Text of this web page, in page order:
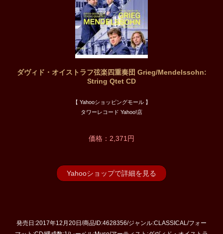
ダヴィド・オイストラフ弦楽四重奏団 Grieg/Mendelssohn:
String Qtet CD
【 Yahooショッピングモール 】
タワーレコード Yahoo!店
価格：2,371円
Yahooショップで詳細を見る
発売日:2017年12月20日/商品ID:4628356/ジャンル:CLASSICAL/フォー